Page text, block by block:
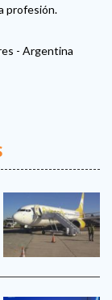
profesión.
- Argentina